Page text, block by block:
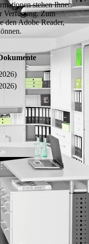
stehen Ihnen
Verfügung. Zum
den Adobe Reader,